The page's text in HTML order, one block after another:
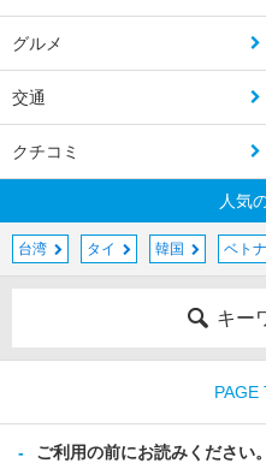
グルメ
交通
クチコミ
人気
台湾 タイ 韓国 ベト
キー
PAGE
ご利用の前にお読みください。